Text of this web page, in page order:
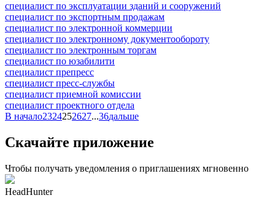
специалист по эксплуатации зданий и сооружений
специалист по экспортным продажам
специалист по электронной коммерции
специалист по электронному документообороту
специалист по электронным торгам
специалист по юзабилити
специалист препресс
специалист пресс-службы
специалист приемной комиссии
специалист проектного отдела
В начало2324252627...36дальше
Скачайте приложение
Чтобы получать уведомления о приглашениях мгновенно
HeadHunter